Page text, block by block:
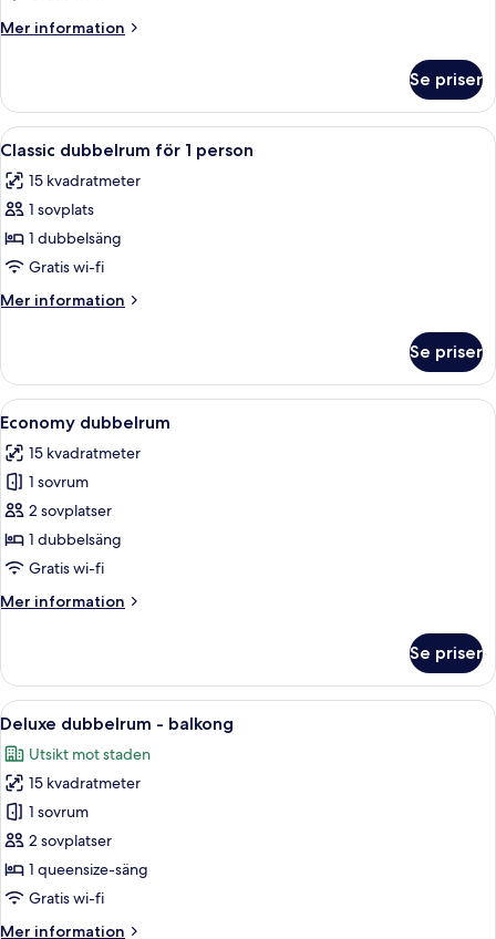
Mer information
Mer
(Classic)
Se priser
Öppna
alla
foton
för
Classic
dubbelrum
för
1
Ett sovrum med en sänggavel i trä,
19
Classic dubbelrum för 1 person
15 kvadratmeter
1 sovplats
1 dubbelsäng
Gratis wi-fi
Mer information
Mer
dubbelrum
för
1
Se priser
Öppna
alla
foton
för
Economy
dubbelrum
Economy dubbelrum | Egyptiska
7
Economy dubbelrum
15 kvadratmeter
1 sovrum
2 sovplatser
1 dubbelsäng
Gratis wi-fi
Mer information
Mer
dubbelrum
Se priser
Öppna
alla
foton
för
Deluxe
dubbelrum
-
balkong
Ett sovrum med två sängar, ett
11
Deluxe dubbelrum - balkong
Utsikt mot staden
15 kvadratmeter
1 sovrum
2 sovplatser
1 queensize-säng
Gratis wi-fi
Mer information
Mer